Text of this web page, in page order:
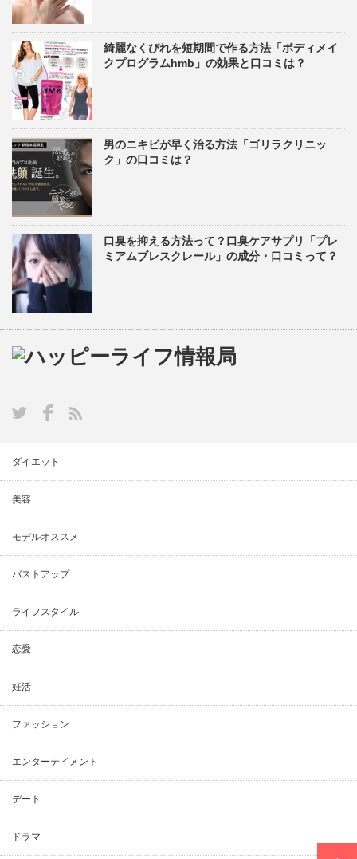
綺麗なくびれを短期間で作る方法「ボディメイ
クプログラムhmb」の効果と口コミは？
男のニキビが早く治る方法「ゴリラクリニッ
ク」の口コミは？
口臭を抑える方法って？口臭ケアサプリ「プレ
ミアムブレスクレール」の成分・口コミって？
ダイエット
美容
モデルオススメ
バストアップ
ライフスタイル
恋愛
妊活
ファッション
エンターテイメント
デート
ドラマ